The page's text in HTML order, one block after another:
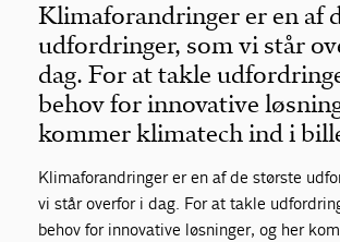
Klimaforandringer er en af
udfordringer, som vi står
dag. For at takle
behov for innovative
kommer klimatech ind i
Klimaforandringer er en af de største
vi står overfor i dag. For at takle
behov for innovative løsninger, og her